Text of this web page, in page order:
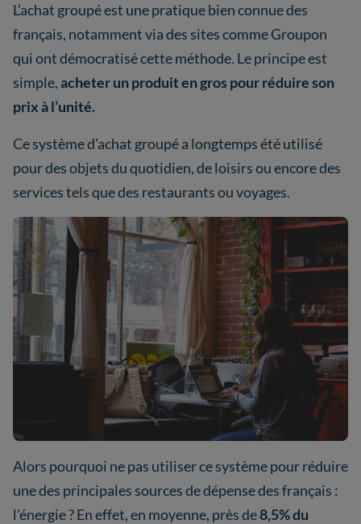
L’achat groupé est une pratique bien connue des
français, notamment via des sites comme Groupon
qui ont démocratisé cette méthode. Le principe est
simple,acheter un produit en gros pour réduire son
prix à l’unité.
Ce système d’achat groupé a longtemps été utilisé
pour des objets du quotidien, de loisirs ou encore des
services tels que des restaurants ou voyages.
Alors pourquoi ne pas utiliser ce système pour réduire
une des principales sources de dépense des français :
l’énergie ? En effet, en moyenne, près de8,5% du